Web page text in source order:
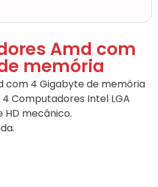
Amd com
memória
com 4 Gigabyte de memória
4 Computadores Intel LGA
HD mecânico.